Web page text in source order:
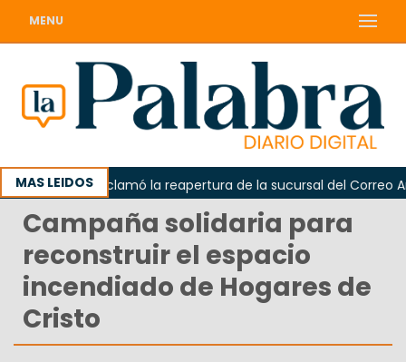
MENU
MAS LEIDOS
Odarda reclamó la reapertura de la sucursal del Correo
Campaña solidaria para
reconstruir el espacio
incendiado de Hogares de
Cristo